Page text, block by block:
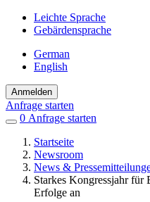
Leichte Sprache
Gebärdensprache
German
English
Anmelden
Anfrage starten
0 Einträge
Favoriten
Anfrage starten
Startseite
Newsroom
News &
Starkes Kongressjahr
Erfolge an